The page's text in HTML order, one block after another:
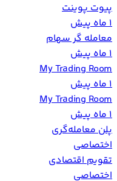
پیوت پوینت
1 ماه پیش
معامله گر سهام
1 ماه پیش
My Trading Room
1 ماه پیش
My Trading Room
1 ماه پیش
پلن معامله‌گری
اختصاصی
تقویم اقتصادی
اختصاصی